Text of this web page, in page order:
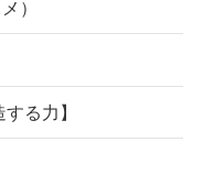
）
る力】